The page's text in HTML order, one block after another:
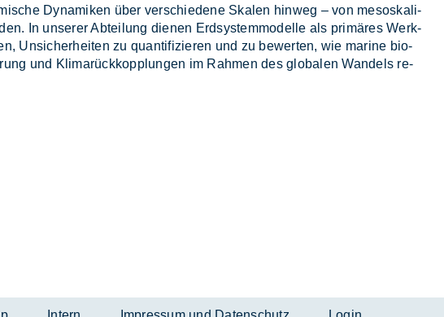
Dy­na­mi­ken über ver­schie­de­ne Ska­len hin­weg – von me­sos­ka­li­
In un­se­rer Ab­tei­lung die­nen Erd­sys­tem­mo­del­le als pri­mä­res Werk­
Un­si­cher­hei­ten zu quan­ti­fi­zie­ren und zu be­wer­ten, wie ma­ri­ne bio­
und Kli­marück­kopp­lun­gen im Rah­men des glo­ba­len Wan­dels re­